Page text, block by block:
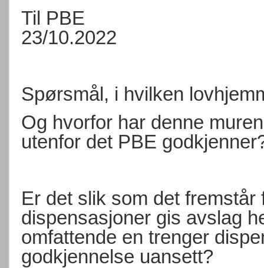
Til PBE
23/10.2022
Spørsmål, i hvilken
Og hvorfor har denne
utenfor det PBE
Er det slik som det
dispensasjoner gis avslag
omfattende en trenger
godkjennelse uansett?